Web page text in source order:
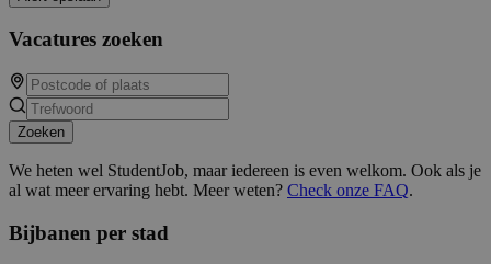
Vacatures zoeken
Zoeken
We heten wel StudentJob, maar iedereen is even welkom. Ook als je
al wat meer ervaring hebt. Meer weten? Check onze FAQ.
Bijbanen per stad